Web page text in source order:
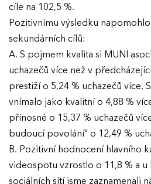
cíle na 102,5 %.
Pozitivnímu výsledku
sekundárních cílů:
A. S pojmem kvalita si MUNI
uchazečů více než v
prestiží o 5,24 % uchazečů více.
vnímalo jako kvalitní o 4,88 %
přínosné o 15,37 % uchazečů
budoucí povolání“ o 12,49 %
B. Pozitivní hodnocení hlavního
videospotu vzrostlo o 11,8 % a u
sociálních sítí jsme zaznamenali